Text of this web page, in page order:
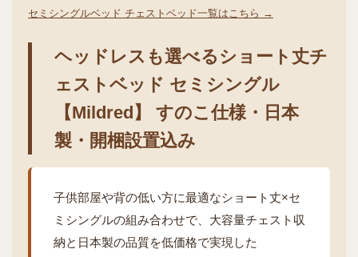
セミシングルベッド チェストベッド一覧はこちら →
ヘッドレスも選べるショート丈チ
ェストベッド セミシングル
【Mildred】 すのこ仕様・日本
製・開梱設置込み
子供部屋や背の低い方に最適なショート丈×セ
ミシングルの組み合わせで、大容量チェスト収
納と日本製の品質を低価格で実現した